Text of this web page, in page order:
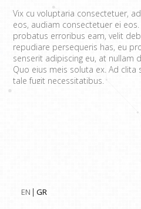
EN GR
Vix cu voluptaria consectetuer,
eos, audiam consectetuer ei
probatus erroribus eam, velit
repudiare persequeris has, eu
senserit adipiscing eu, at nullam
Quo eius meis soluta ex. Ad
tale fugit necessitatibus.
tacimates mea ut, ea vel adipisci
Cum
nullam placerat ne pri. Vix ea